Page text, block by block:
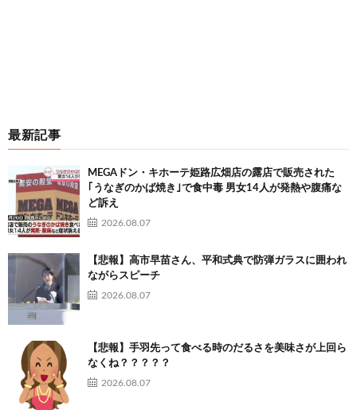
最新記事
MEGAドン・キホーテ姫路広畑店の露店で販売された
｢うなぎのかば焼き｣で食中毒 男女14人が発熱や腹痛な
ど訴え
2026.08.07
【悲報】高市早苗さん、平和式典で防弾ガラスに囲われ
ながらスピーチ
2026.08.07
【悲報】手羽先って食べる時のだるさを美味さが上回ら
なくね？？？？？
2026.08.07